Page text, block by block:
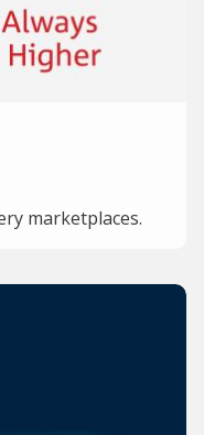
marketplaces.